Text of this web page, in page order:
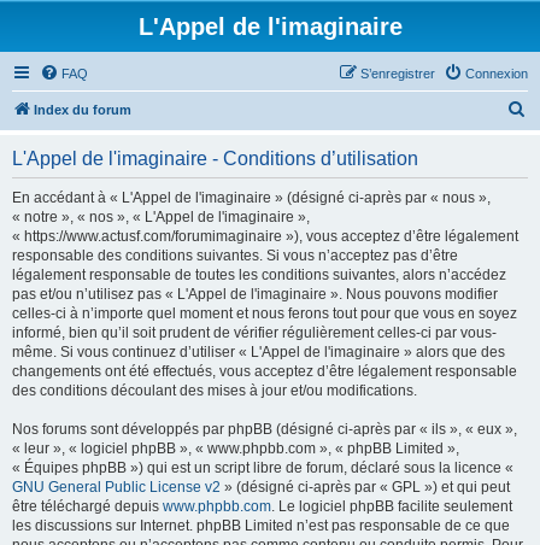
L'Appel de l'imaginaire
FAQ Connexion
S’enregistrer
Index du forum
L'Appel de l'imaginaire - Conditions d’utilisation
En accédant à « L'Appel de l'imaginaire » (désigné ci-après par « nous »,
« notre », « nos », « L'Appel de l'imaginaire »,
« https://www.actusf.com/forumimaginaire »), vous acceptez d’être légalement
responsable des conditions suivantes. Si vous n’acceptez pas d’être
légalement responsable de toutes les conditions suivantes, alors n’accédez
pas et/ou n’utilisez pas « L'Appel de l'imaginaire ». Nous pouvons modifier
celles-ci à n’importe quel moment et nous ferons tout pour que vous en soyez
informé, bien qu’il soit prudent de vérifier régulièrement celles-ci par vous-
même. Si vous continuez d’utiliser « L'Appel de l'imaginaire » alors que des
changements ont été effectués, vous acceptez d’être légalement responsable
des conditions découlant des mises à jour et/ou modifications.
Nos forums sont développés par phpBB (désigné ci-après par « ils », « eux »,
« leur », « logiciel phpBB », « www.phpbb.com », « phpBB Limited »,
« Équipes phpBB ») qui est un script libre de forum, déclaré sous la licence «
GNU General Public License v2 » (désigné ci-après par « GPL ») et qui peut
être téléchargé depuis www.phpbb.com. Le logiciel phpBB facilite seulement
les discussions sur Internet. phpBB Limited n’est pas responsable de ce que